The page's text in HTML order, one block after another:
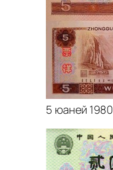
5 юаней 1980